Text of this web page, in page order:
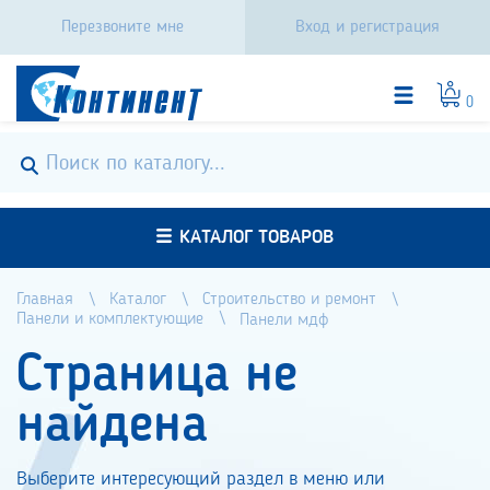
Перезвоните мне Вход и регистрация
0
КАТАЛОГ ТОВАРОВ
Главная Каталог
Строительство и ремонт
Панели и комплектующие
Панели мдф
Страница не
найдена
Выберите интересующий раздел в меню или